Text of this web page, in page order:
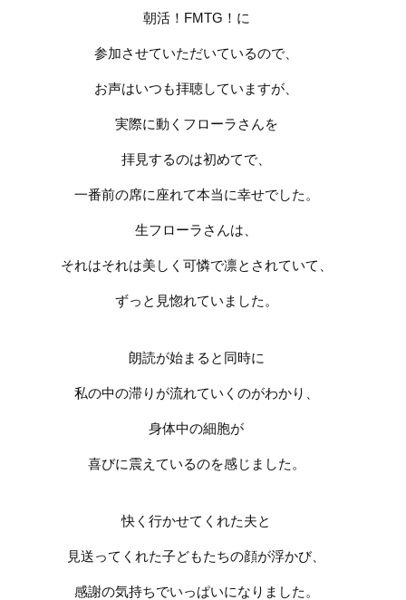
朝活！ FMTG ！に
参加させていただいているので、
お声はいつも拝聴していますが、
実際に動くフローラさんを
拝見するのは初めてで、
一番前の席に座れて本当に幸せでした。
生フローラさんは、
それはそれは美しく可憐で凛とされていて、
ずっと見惚れていました。
朗読が始まると同時に
私の中の滞りが流れていくのがわかり、
身体中の細胞が
喜びに震えているのを感じました。
快く行かせてくれた夫と
見送ってくれた子どもたちの顔が浮かび、
感謝の気持ちでいっぱいになりました。